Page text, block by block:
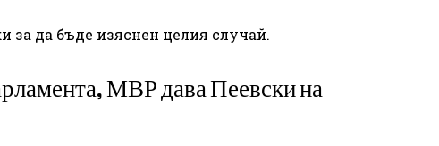
за да бъде изяснен целия случай.
МВР дава Пеевски на